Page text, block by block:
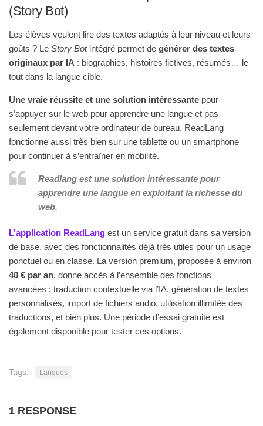
(Story Bot)
Les élèves veulent lire des textes adaptés à leur niveau et leurs
goûts ? Le Story Botintégré permet de générer des textes
originaux par IA : biographies, histoires fictives, résumés… le
tout dans la langue cible.
Une vraie réussite et une solution intéressante pour
s’appuyer sur le web pour apprendre une langue et pas
seulement devant votre ordinateur de bureau. ReadLang
fonctionne aussi très bien sur une tablette ou un smartphone
pour continuer à s’entraîner en mobilité.
Readlang est une solution intéressante pour
apprendre une langue en exploitant la richesse du
web.
L’application ReadLang est un service gratuit dans sa version
de base, avec des fonctionnalités déjà très utiles pour un usage
ponctuel ou en classe. La version premium, proposée à environ
40 € par an, donne accès à l’ensemble des fonctions
avancées : traduction contextuelle via l’IA, génération de textes
personnalisés, import de fichiers audio, utilisation illimitée des
traductions, et bien plus. Une période d’essai gratuite est
également disponible pour tester ces options.
Tags: Langues
1 RESPONSE